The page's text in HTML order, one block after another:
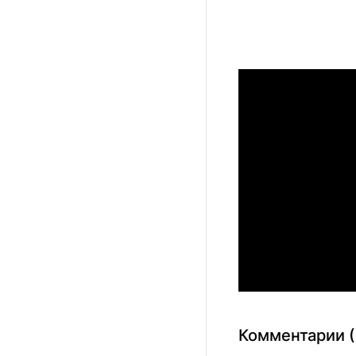
Комментарии